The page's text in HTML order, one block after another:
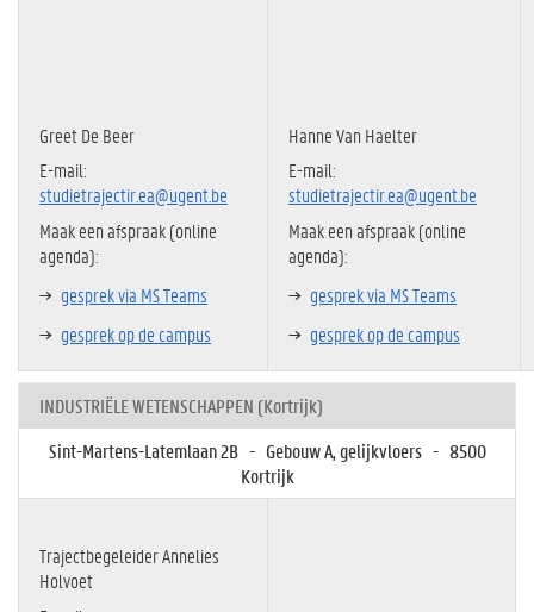
Greet De Beer
E-mail:
studietrajectir.ea@ugent.be
Maak een afspraak (online
agenda):
gesprek via MS Teams
gesprek op de campus
Hanne Van Haelter
E-mail:
studietrajectir.ea@ugent.be
Maak een afspraak (online
agenda):
gesprek via MS Teams
gesprek op de campus
INDUSTRIËLE WETENSCHAPPEN (Kortrijk)
Sint-Martens-Latemlaan 2B - Gebouw A, gelijkvloers - 8500
Kortrijk
Trajectbegeleider Annelies
Holvoet